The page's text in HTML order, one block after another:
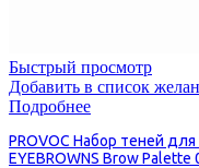
Быстрый просмотр
Добавить в список
Подробнее
PROVOC Набор теней
EYEBROWNS Brow Palette